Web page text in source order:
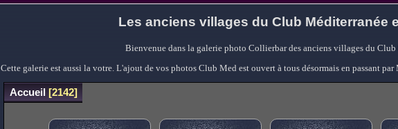
Les anciens villages du Club Méditerranée
Bienvenue dans la galerie photo Collierbar des anciens villages du Club
Cette galerie est aussi la votre. L'ajout de vos photos Club Med est ouvert à tous désormais en passant
Accueil 2142